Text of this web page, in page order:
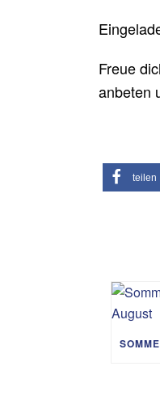
Freue
anbeten
teilen